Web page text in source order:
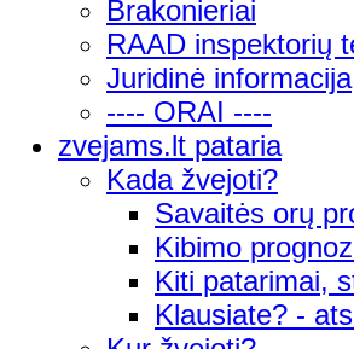
Brakonieriai
RAAD inspektorių
Juridinė informacija
---- ORAI ----
zvejams.lt pataria
Kada žvejoti?
Savaitės orų
Kibimo
Kiti patarimai,
Klausiate? -